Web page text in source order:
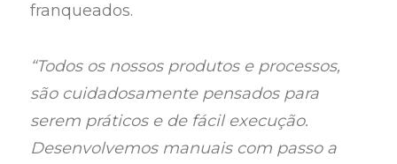
franqueados.
“Todos os nossos produtos e processos,
são cuidadosamente pensados para
serem práticos e de fácil execução.
Desenvolvemos manuais com passo a